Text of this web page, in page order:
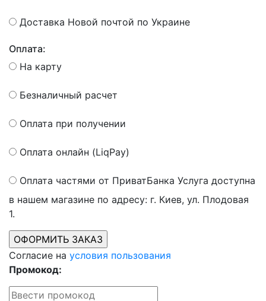
Доставка Новой почтой по Украине
Оплата:
На карту
Безналичный расчет
Оплата при получении
Оплата онлайн (LiqPay)
Оплата частями от ПриватБанка Услуга доступна
в нашем магазине по адресу: г. Киев, ул. Плодовая
1.
Согласие на условия пользования
Промокод: